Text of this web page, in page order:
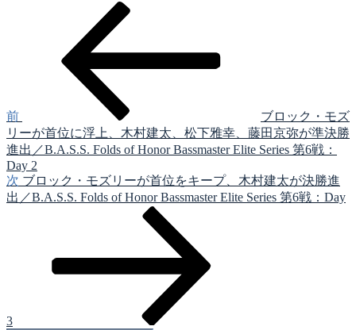
ゲ
ー
シ
ョ
前
ブロック・モズ
リーが首位に浮上、木村建太、松下雅幸、藤田京弥が準決勝
進出／B.A.S.S. Folds of Honor Bassmaster Elite Series 第6戦：
Day 2
次
の
次 ブロック・モズリーが首位をキープ、木村建太が決勝進
出／B.A.S.S. Folds of Honor Bassmaster Elite Series 第6戦：Day
3